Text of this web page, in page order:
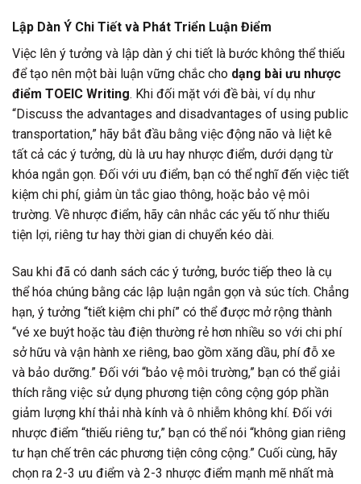
Lập Dàn Ý Chi Tiết và Phát Triển Luận Điểm
Việc lên ý tưởng và lập dàn ý chi tiết là bước không thể thiếu
để tạo nên một bài luận vững chắc cho dạng bài ưu nhược
điểm TOEIC Writing. Khi đối mặt với đề bài, ví dụ như
“Discuss the advantages and disadvantages of using public
transportation,” hãy bắt đầu bằng việc động não và liệt kê
tất cả các ý tưởng, dù là ưu hay nhược điểm, dưới dạng từ
khóa ngắn gọn. Đối với ưu điểm, bạn có thể nghĩ đến việc tiết
kiệm chi phí, giảm ùn tắc giao thông, hoặc bảo vệ môi
trường. Về nhược điểm, hãy cân nhắc các yếu tố như thiếu
tiện lợi, riêng tư hay thời gian di chuyển kéo dài.
Sau khi đã có danh sách các ý tưởng, bước tiếp theo là cụ
thể hóa chúng bằng các lập luận ngắn gọn và súc tích. Chẳng
hạn, ý tưởng “tiết kiệm chi phí” có thể được mở rộng thành
“vé xe buýt hoặc tàu điện thường rẻ hơn nhiều so với chi phí
sở hữu và vận hành xe riêng, bao gồm xăng dầu, phí đỗ xe
và bảo dưỡng.” Đối với “bảo vệ môi trường,” bạn có thể giải
thích rằng việc sử dụng phương tiện công cộng góp phần
giảm lượng khí thải nhà kính và ô nhiễm không khí. Đối với
nhược điểm “thiếu riêng tư,” bạn có thể nói “không gian riêng
tư hạn chế trên các phương tiện công cộng.” Cuối cùng, hãy
chọn ra 2-3 ưu điểm và 2-3 nhược điểm mạnh mẽ nhất mà